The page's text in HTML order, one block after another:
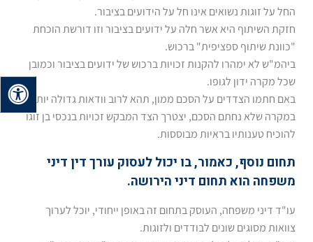
החל על זוגות נשואים אינו חל על הידועים בציבור.
חזקת השיתוף היא אשר חלה על ידועים בציבור וזו דורשת הוכחת
"כוונת שיתוף ספציפית" ברכוש.
ביהמ"ש לא ימהרו להקנות זכויות ברכוש של ידועים בציבור וכמובן
שכל מקרה ידון לגופו.
באם חתמו הצדדים על הסכם ממון, תהא לרוב וודאות גדולה יותר.
במקרה שלא נחתם הסכם, יצטרך הצד המבקש זכויות בנכסי בן זוגו
להוכיח טענותיו בראיות מבוססות.
תחום נוסף, כאמור, בו יכול לעסוק עורך דין דיני
משפחה הוא תחום דיני הירושה.
עו"ד דיני משפחה, העוסק בתחום זה באופן ייחודי, יוכל לערוך
צוואות מסוגים שונים לבודדים ולזוגות.